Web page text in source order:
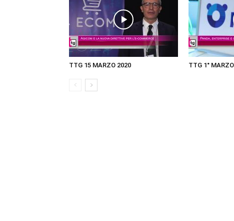
TTG 15 MARZO 2020 TTG 1°